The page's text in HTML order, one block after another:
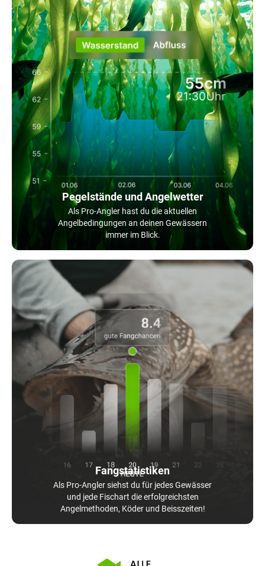
Pegelstände und Angelwetter
Als Pro-Angler hast du die aktuellen
Angelbedingungen an deinen Gewässern
immer im Blick.
Fangstatistiken
Als Pro-Angler siehst du für jedes Gewässer
und jede Fischart die erfolgreichsten
Angelmethoden, Köder und Beisszeiten!